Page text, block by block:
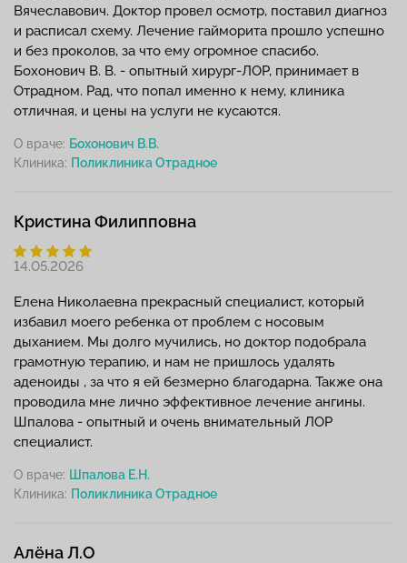
Вячеславович. Доктор провел осмотр, поставил диагноз
и расписал схему. Лечение гайморита прошло успешно
и без проколов, за что ему огромное спасибо.
Бохонович В. В. - опытный хирург-ЛОР, принимает в
Отрадном. Рад, что попал именно к нему, клиника
отличная, и цены на услуги не кусаются.
О враче: Бохонович В.В.
Клиника:
Кристина Филипповна
14.05.2026
Елена Николаевна прекрасный специалист, который
избавил моего ребенка от проблем с носовым
дыханием. Мы долго мучились, но доктор подобрала
грамотную терапию, и нам не пришлось удалять
аденоиды , за что я ей безмерно благодарна. Также она
проводила мне лично эффективное лечение ангины.
Шпалова - опытный и очень внимательный ЛОР
специалист.
О враче: Шпалова Е.Н.
Клиника:
Алёна Л.О